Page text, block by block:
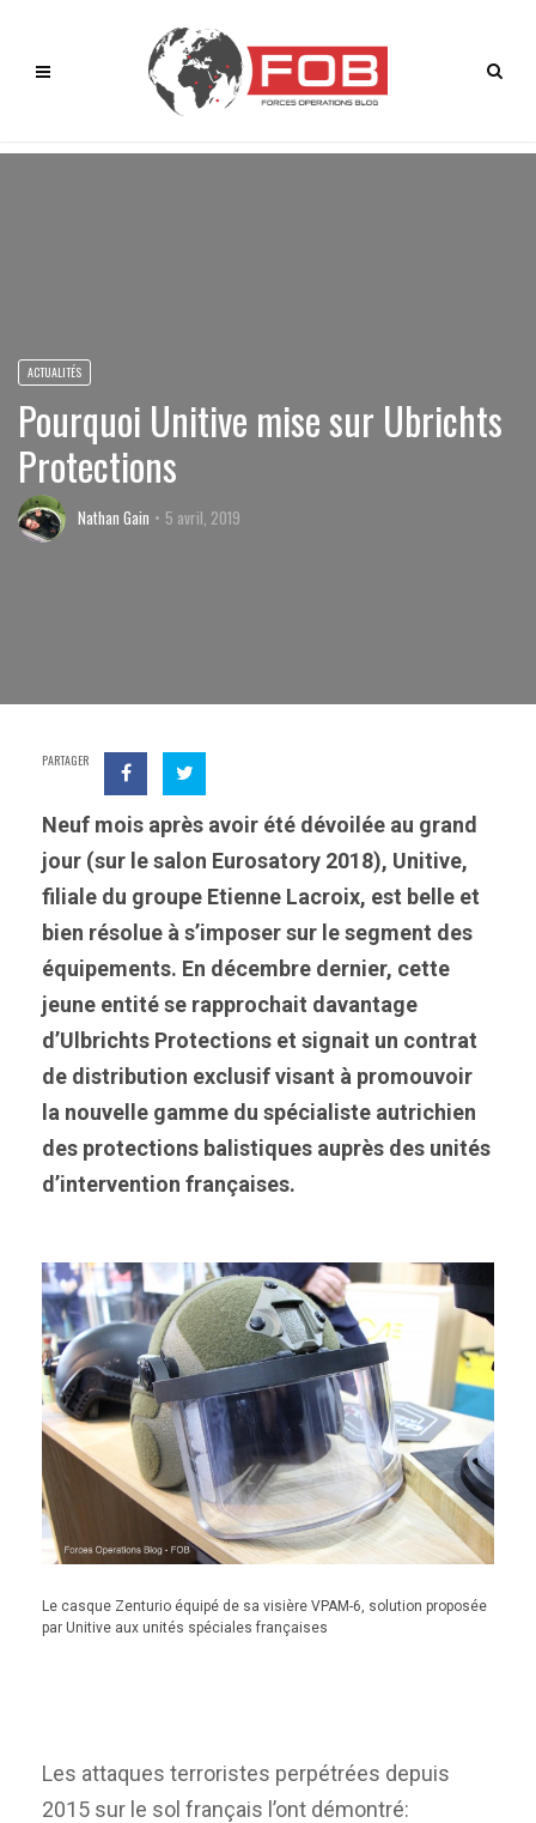
ACTUALITÉS
Pourquoi Unitive mise sur Ubrichts
Protections
Nathan Gain 5 avril, 2019
PARTAGER
Neuf mois après avoir été dévoilée au grand
jour (sur le salon Eurosatory 2018), Unitive,
filiale du groupe Etienne Lacroix, est belle et
bien résolue à s’imposer sur le segment des
équipements. En décembre dernier, cette
jeune entité se rapprochait davantage
d’Ulbrichts Protections et signait un contrat
de distribution exclusif visant à promouvoir
la nouvelle gamme du spécialiste autrichien
des protections balistiques auprès des unités
d’intervention françaises.
Le casque Zenturio équipé de sa visière VPAM-6, solution proposée
par Unitive aux unités spéciales françaises
Les attaques terroristes perpétrées depuis
2015 sur le sol français l’ont démontré: